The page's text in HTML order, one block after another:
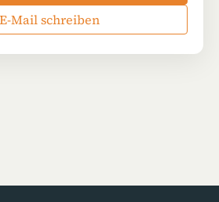
E-Mail schreiben